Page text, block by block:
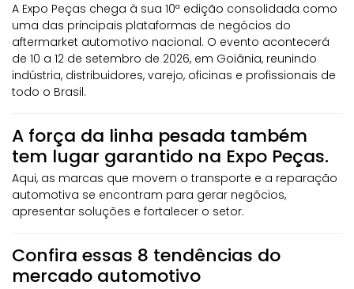
A Expo Peças chega à sua 10ª edição consolidada como
uma das principais plataformas de negócios do
aftermarket automotivo nacional. O evento acontecerá
de 10 a 12 de setembro de 2026, em Goiânia, reunindo
indústria, distribuidores, varejo, oficinas e profissionais de
todo o Brasil.
A força da linha pesada também
tem lugar garantido na Expo Peças.
Aqui, as marcas que movem o transporte e a reparação
automotiva se encontram para gerar negócios,
apresentar soluções e fortalecer o setor.
Confira essas 8 tendências do
mercado automotivo